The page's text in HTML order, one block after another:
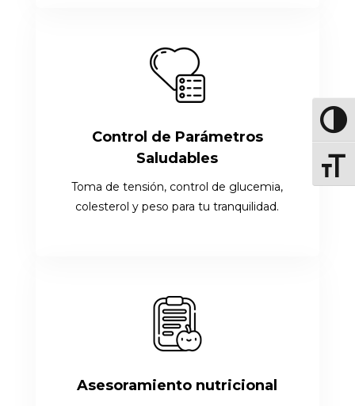
Control de Parámetros
Saludables
Toma de tensión, control de glucemia,
colesterol y peso para tu tranquilidad.
Asesoramiento nutricional